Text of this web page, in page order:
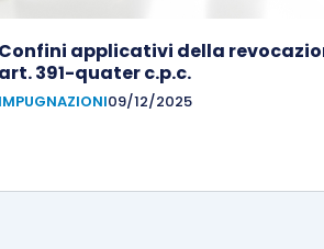
Confini applicativi della
art. 391-quater c.p.c.
IMPUGNAZIONI09/12/2025